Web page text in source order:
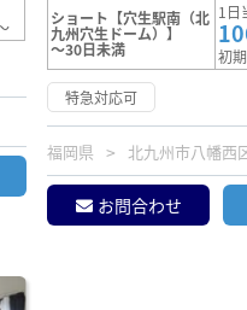
ショート【穴生駅南（北
九州穴生ドーム）】
～30日未満
1日
初
特急対応可
福岡県 北九州市八幡西
お問合わせ